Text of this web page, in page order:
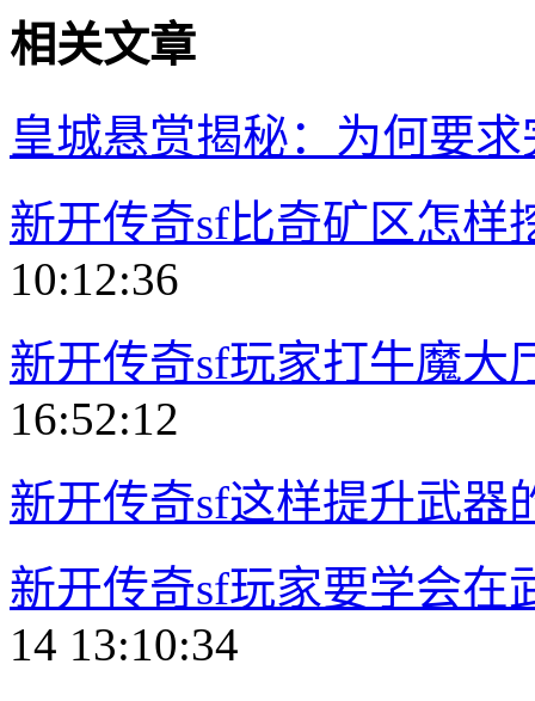
相关文章
皇城悬赏揭秘：为何要
新开传奇sf比奇矿区怎样
10:12:36
新开传奇sf玩家打牛魔大
16:52:12
新开传奇sf这样提升武器
新开传奇sf玩家要学会在
14 13:10:34